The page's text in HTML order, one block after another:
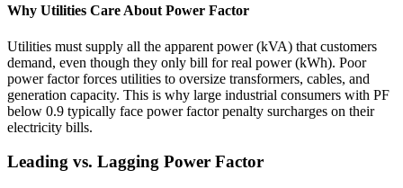
Why Utilities Care About Power Factor
Utilities must supply all the apparent power (kVA) that customers
demand, even though they only bill for real power (kWh). Poor
power factor forces utilities to oversize transformers, cables, and
generation capacity. This is why large industrial consumers with PF
below 0.9 typically face power factor penalty surcharges on their
electricity bills.
Leading vs. Lagging Power Factor